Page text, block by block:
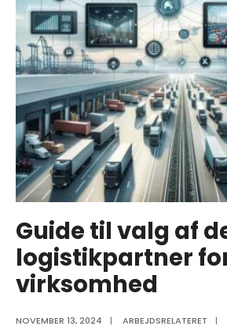
Holbæk​
Guide til valg af
logistikpartner
virksomhed
NOVEMBER 13, 2024 | ARBEJDSRELATERET |